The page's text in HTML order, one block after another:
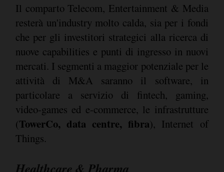
Il comparto Telecom, Entertainment & Media
resterà un'industry molto calda, sia per i fondi
che per gli investitori strategici alla ricerca di
nuove capabilities e punti di ingresso in nuovi
mercati. I segmenti a maggior potenziale per le
attività di M&A saranno il software, in
particolare a servizio di fintech, gaming,
video-games ed e-commerce, le infrastrutture
(TowerCo, data centre, fibra), Internet of
Things.
Healthcare & Pharma